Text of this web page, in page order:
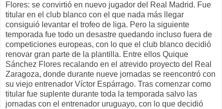
Flores: se convirtió en nuevo jugador del Real Madrid. Fue
titular en el club blanco con el que nada más llegar
consiguió levantar el trofeo de liga. Pero la siguiente
temporada fue todo un desastre quedando incluso fuera de
competiciones europeas, con lo que el club blanco decidió
renovar gran parte de la plantilla. Entre ellos Quique
Sánchez Flores recalando en el atrevido proyecto del Real
Zaragoza, donde durante nueve jornadas se reencontró con
su viejo entrenador Víctor Espárrago. Tras comenzar como
titular fue suplente durante toda la temporada salvo las
jornadas con el entrenador uruguayo, con lo que decidió